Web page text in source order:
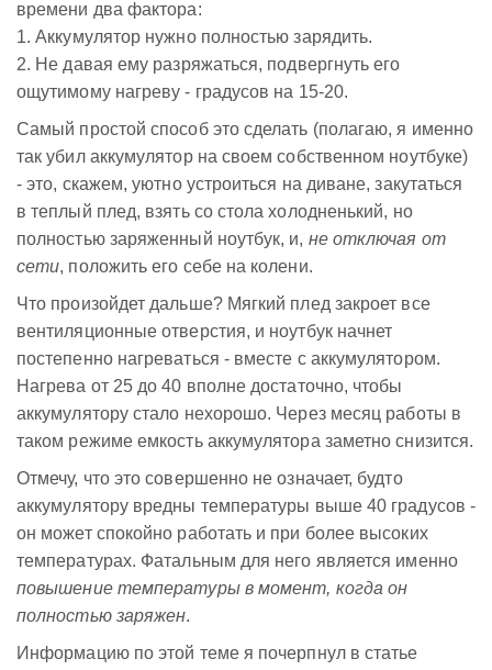
времени два фактора:
1. Аккумулятор нужно полностью зарядить.
2. Не давая ему разряжаться, подвергнуть его
ощутимому нагреву - градусов на 15-20.
Самый простой способ это сделать (полагаю, я именно
так убил аккумулятор на своем собственном ноутбуке)
- это, скажем, уютно устроиться на диване, закутаться
в теплый плед, взять со стола холодненький, но
полностью заряженный ноутбук, и, не отключая от
сети, положить его себе на колени.
Что произойдет дальше? Мягкий плед закроет все
вентиляционные отверстия, и ноутбук начнет
постепенно нагреваться - вместе с аккумулятором.
Нагрева от 25 до 40 вполне достаточно, чтобы
аккумулятору стало нехорошо. Через месяц работы в
таком режиме емкость аккумулятора заметно снизится.
Отмечу, что это совершенно не означает, будто
аккумулятору вредны температуры выше 40 градусов -
он может спокойно работать и при более высоких
температурах. Фатальным для него является именно
повышение температуры в момент, когда он
полностью заряжен.
Информацию по этой теме я почерпнул в статье